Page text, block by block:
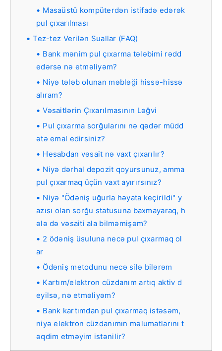
Masaüstü kompüterdən istifadə edərək
pul çıxarılması
Tez-tez Verilən Suallar (FAQ)
Bank mənim pul çıxarma tələbimi rədd
edərsə nə etməliyəm?
Niyə tələb olunan məbləği hissə-hissə
alıram?
Vəsaitlərin Çıxarılmasının Ləğvi
Pul çıxarma sorğularını nə qədər müdd
ətə emal edirsiniz?
Hesabdan vəsait nə vaxt çıxarılır?
Niyə dərhal depozit qoyursunuz, amma
pul çıxarmaq üçün vaxt ayırırsınız?
Niyə "Ödəniş uğurla həyata keçirildi" y
azısı olan sorğu statusuna baxmayaraq, h
ələ də vəsaiti ala bilməmişəm?
2 ödəniş üsuluna necə pul çıxarmaq ol
ar
Ödəniş metodunu necə silə bilərəm
Kartım/elektron cüzdanım artıq aktiv d
eyilsə, nə etməliyəm?
Bank kartımdan pul çıxarmaq istəsəm,
niyə elektron cüzdanımın məlumatlarını t
əqdim etməyim istənilir?